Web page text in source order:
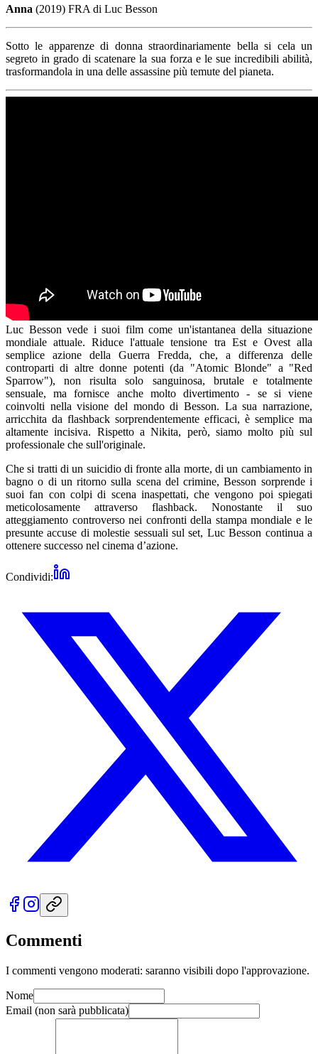
Anna (2019) FRA di Luc Besson
Sotto le apparenze di donna straordinariamente bella si cela un
segreto in grado di scatenare la sua forza e le sue incredibili abilità,
trasformandola in una delle assassine più temute del pianeta.
Luc Besson vede i suoi film come un'istantanea della situazione
mondiale attuale. Riduce l'attuale tensione tra Est e Ovest alla
semplice azione della Guerra Fredda, che, a differenza delle
controparti di altre donne potenti (da "Atomic Blonde" a "Red
Sparrow"), non risulta solo sanguinosa, brutale e totalmente
sensuale, ma fornisce anche molto divertimento - se si viene
coinvolti nella visione del mondo di Besson. La sua narrazione,
arricchita da flashback sorprendentemente efficaci, è semplice ma
altamente incisiva. Rispetto a Nikita, però, siamo molto più sul
professionale che sull'originale.
Che si tratti di un suicidio di fronte alla morte, di un cambiamento in
bagno o di un ritorno sulla scena del crimine, Besson sorprende i
suoi fan con colpi di scena inaspettati, che vengono poi spiegati
meticolosamente attraverso flashback. Nonostante il suo
atteggiamento controverso nei confronti della stampa mondiale e le
presunte accuse di molestie sessuali sul set, Luc Besson continua a
ottenere successo nel cinema d’azione.
Condividi:
Commenti
I commenti vengono moderati: saranno visibili dopo l'approvazione.
Nome
Email (non sarà pubblicata)